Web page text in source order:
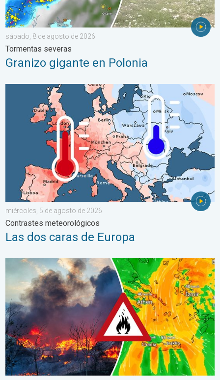
sábado, 8 de agosto de 2026
Tormentas severas
Granizo gigante en Polonia
Las dos caras de Europa. Contrastes meteorológicos. . .
miércoles, 5 de agosto de 2026
Contrastes meteorológicos
Las dos caras de Europa
Los incendios arrasan el sureste de Europa. Calor y mucho